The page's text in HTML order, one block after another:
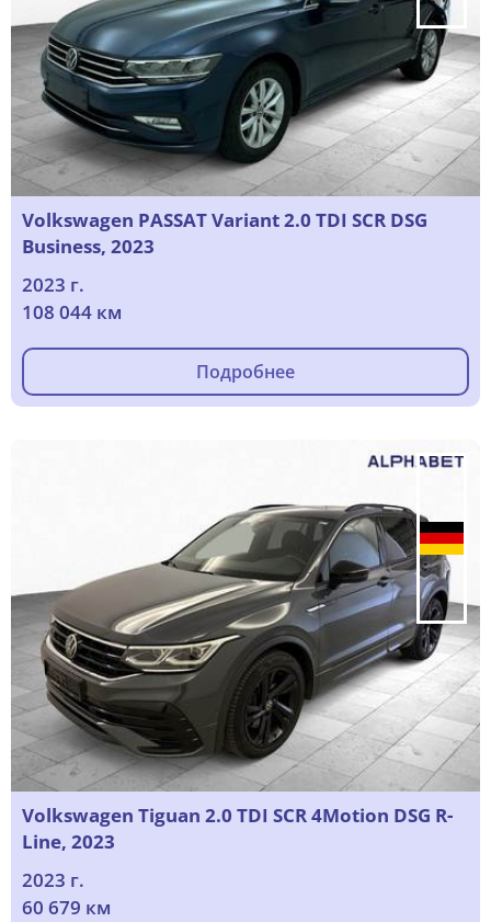
Volkswagen PASSAT Variant 2.0 TDI SCR DSG
Business, 2023
2023 г.
108 044 км
Подробнее
Volkswagen Tiguan 2.0 TDI SCR 4Motion DSG R-
Line, 2023
2023 г.
60 679 км